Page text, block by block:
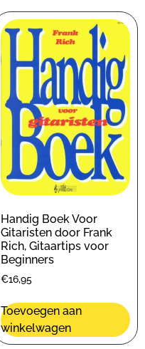
Handig Boek Voor
Gitaristen door Frank
Rich, Gitaartips voor
Beginners
€16,95
Toevoegen aan
winkelwagen